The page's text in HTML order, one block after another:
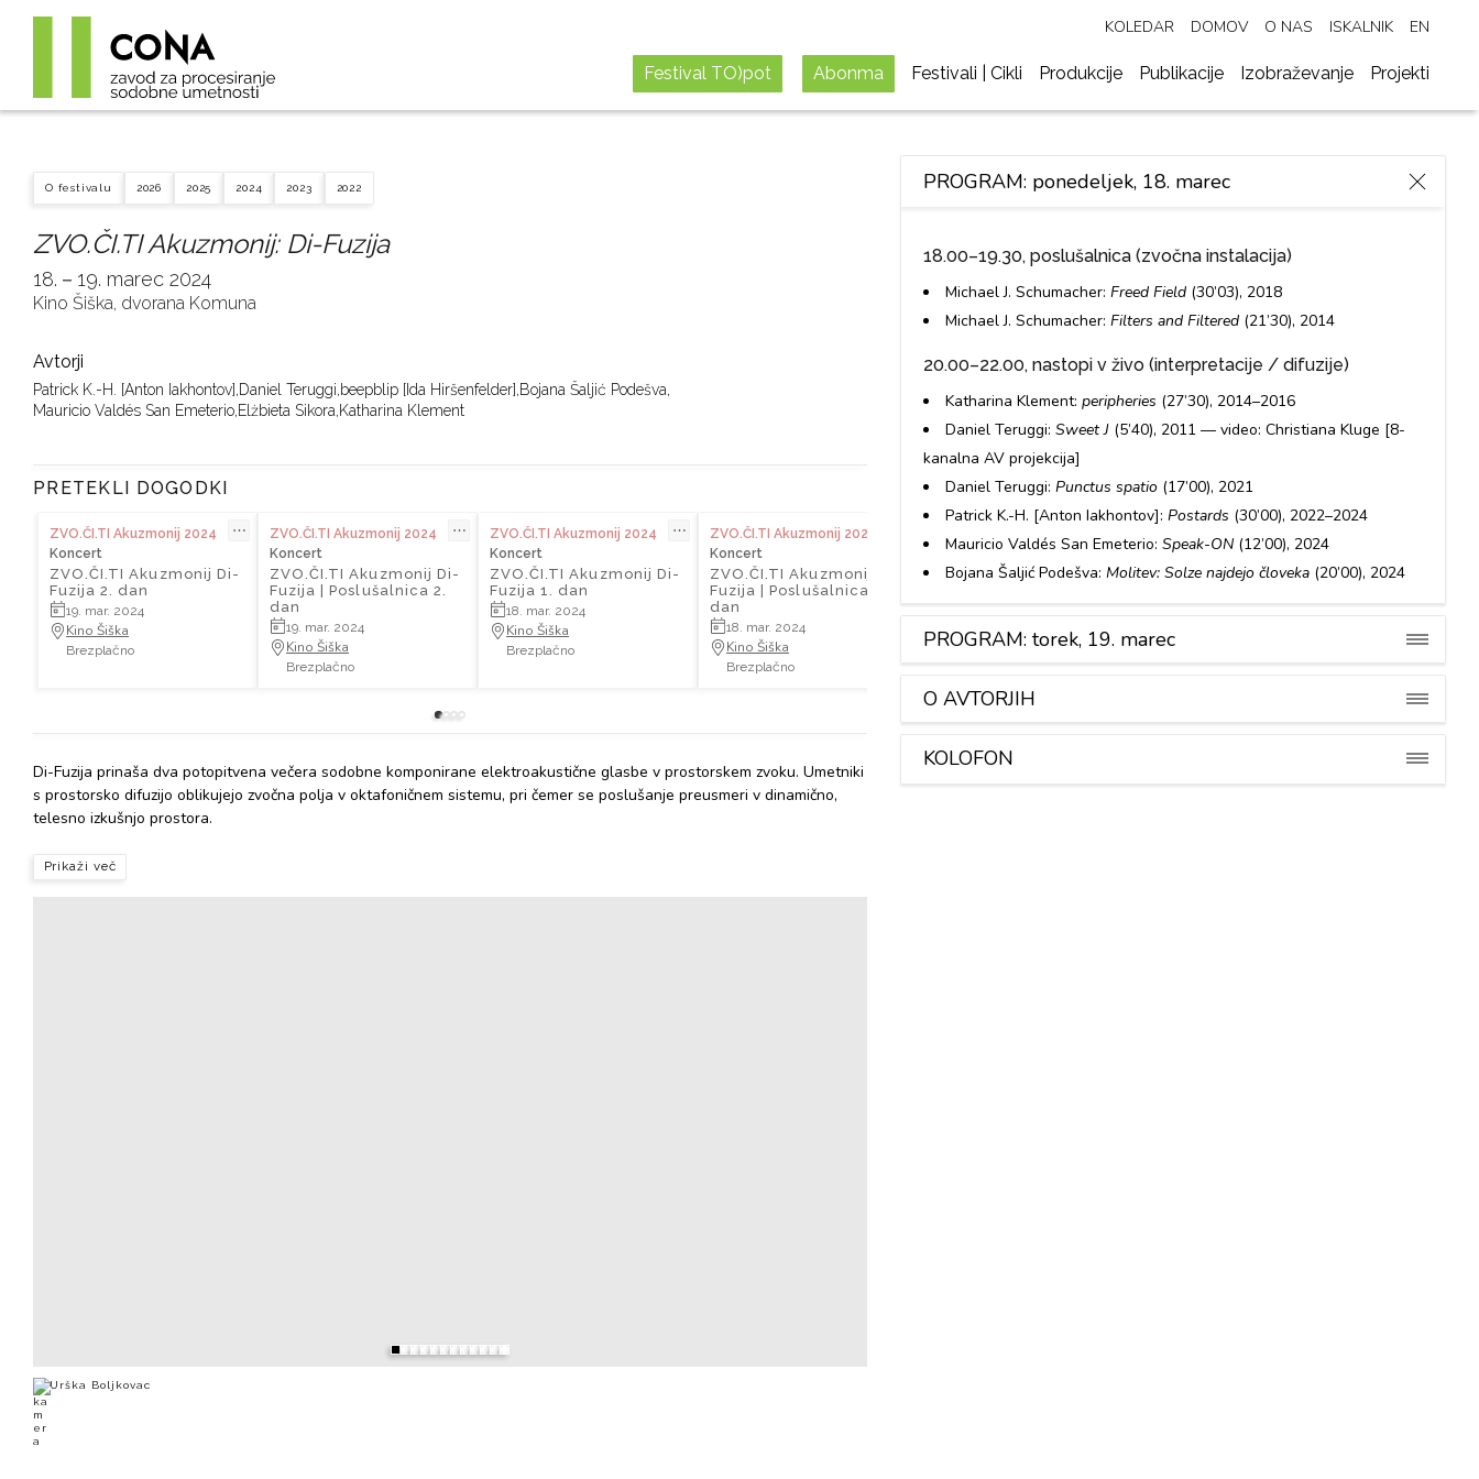
KOLEDAR DOMOV O NAS ISKALNIK EN
Festival TO)pot Abonma Festivali | Cikli Produkcije Publikacije Izobraževanje Projekti
O festivalu 2026 2025 2024 2023 2022
ZVO.ČI.TI Akuzmonij: Di-Fuzija
18.－19. marec 2024
Kino Šiška, dvorana Komuna
Avtorji
Patrick K.-H. [Anton Iakhontov],Daniel Teruggi,beepblip [Ida Hiršenfelder],Bojana Šaljić Podešva,
Mauricio Valdés San Emeterio,Elżbieta Sikora,Katharina Klement
PRETEKLI DOGODKI
ZVO.ČI.TI Akuzmonij 2024
Koncert
ZVO.ČI.TI Akuzmonij Di-
Fuzija 2. dan
19. mar. 2024
Kino Šiška
Brezplačno
⋯
ZVO.ČI.TI Akuzmonij 2024
Koncert
ZVO.ČI.TI Akuzmonij Di-
Fuzija | Poslušalnica 2.
dan
19. mar. 2024
Kino Šiška
Brezplačno
⋯
ZVO.ČI.TI Akuzmonij 2024
Koncert
ZVO.ČI.TI Akuzmonij Di-
Fuzija 1. dan
18. mar. 2024
Kino Šiška
Brezplačno
⋯
ZVO.ČI.TI Akuzmonij 2024
Koncert
ZVO.ČI.TI Akuzmonij Di-
Fuzija | Poslušalnica 1.
dan
18. mar. 2024
Kino Šiška
Brezplačno
Di-Fuzija prinaša dva potopitvena večera sodobne komponirane elektroakustične glasbe v prostorskem zvoku. Umetniki
s prostorsko difuzijo oblikujejo zvočna polja v oktafoničnem sistemu, pri čemer se poslušanje preusmeri v dinamično,
telesno izkušnjo prostora.
Prikaži več
Urška Boljkovac
PROGRAM: ponedeljek, 18. marec
18.00–19.30, poslušalnica (zvočna instalacija)
Michael J. Schumacher:Freed Field (30’03), 2018
Michael J. Schumacher:Filters and Filtered (21’30), 2014
20.00–22.00, nastopi v živo (interpretacije / difuzije)
Katharina Klement:peripheries (27’30), 2014–2016
Daniel Teruggi:Sweet J (5’40), 2011 — video: Christiana Kluge [8-
kanalna AV projekcija]
Daniel Teruggi:Punctus spatio (17’00), 2021
Patrick K.-H. [Anton Iakhontov]:Postards (30’00), 2022–2024
Mauricio Valdés San Emeterio:Speak-ON (12’00), 2024
Bojana Šaljić Podešva:Molitev: Solze najdejo človeka (20’00), 2024
PROGRAM: torek, 19. marec
O AVTORJIH
KOLOFON